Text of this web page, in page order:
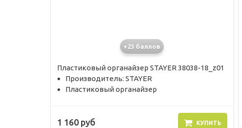
+23 баллов
Пластиковый органайзер STAYER 38038-18_z01
Производитель: STAYER
Пластиковый органайзер
1 160 руб КУПИТЬ